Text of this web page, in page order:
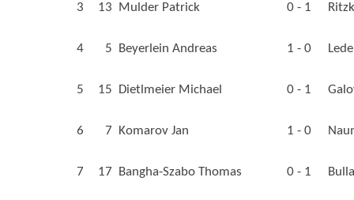
3 13 Mulder Patrick 0 - 1
4 5 Beyerlein Andreas 1 - 0
5 15 Dietlmeier Michael 0 - 1
6 7 Komarov Jan 1 - 0
7 17 Bangha-Szabo Thomas 0 - 1